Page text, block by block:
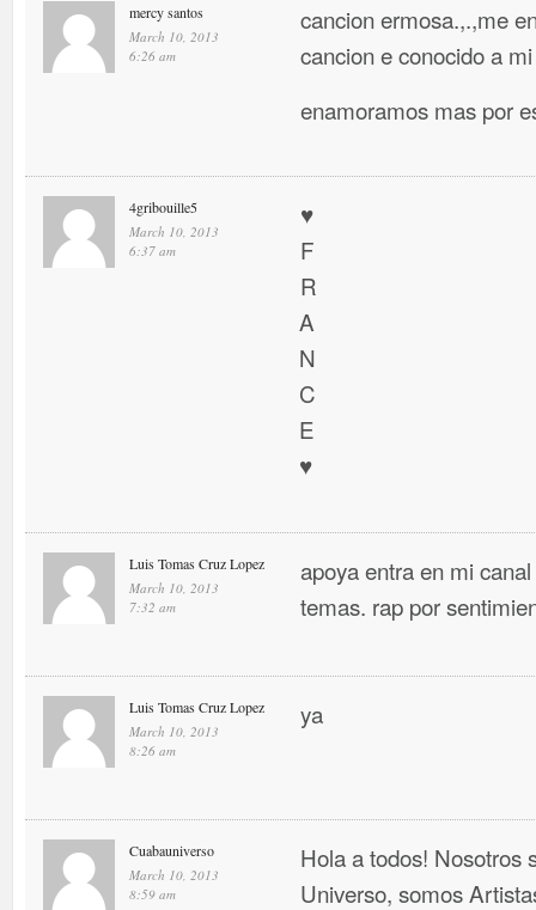
mercy santos
March 10, 2013
6:26 am
cancion ermosa.,.,me
cancion e conocido a
enamoramos mas por
4gribouille5
March 10, 2013
6:37 am
♥
F
R
A
N
C
E
♥
Luis Tomas Cruz Lopez
March 10, 2013
7:32 am
apoya entra en mi
temas. rap por
Luis Tomas Cruz Lopez
March 10, 2013
8:26 am
ya
Cuabauniverso
March 10, 2013
8:59 am
Hola a todos! Nosotros
Universo, somos